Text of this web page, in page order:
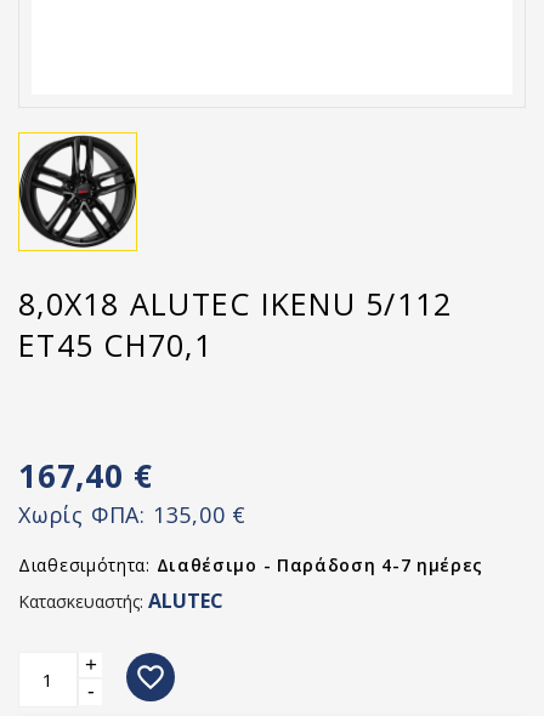
8,0X18 ALUTEC IKENU 5/112
ET45 CH70,1
167,40 €
Χωρίς ΦΠΑ: 135,00 €
Διαθεσιμότητα: Διαθέσιμο - Παράδοση 4-7 ημέρες
Κατασκευαστής: ALUTEC
+
-
favorite_border